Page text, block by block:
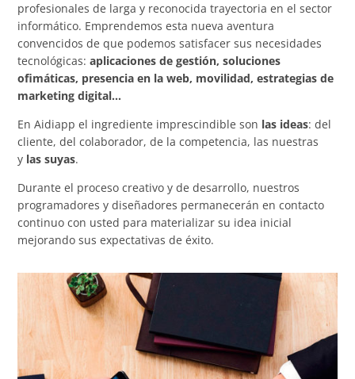
profesionales de larga y reconocida trayectoria en el sector
informático. Emprendemos esta nueva aventura
convencidos de que podemos satisfacer sus necesidades
tecnológicas:aplicaciones de gestión, soluciones
ofimáticas, presencia en la web, movilidad, estrategias de
marketing digital…
En Aidiapp el ingrediente imprescindible son las ideas: del
cliente, del colaborador, de la competencia, las nuestras
y las suyas.
Durante el proceso creativo y de desarrollo, nuestros
programadores y diseñadores permanecerán en contacto
continuo con usted para materializar su idea inicial
mejorando sus expectativas de éxito.